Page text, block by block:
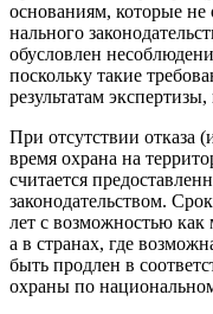
основаниям, кото­рые
нального
обусловлен
поскольку такие
результатам
При отсутствии отказа
время охрана на
считается
законода­тельством.
лет с возможностью
а в странах, где
быть продлен в
охраны по